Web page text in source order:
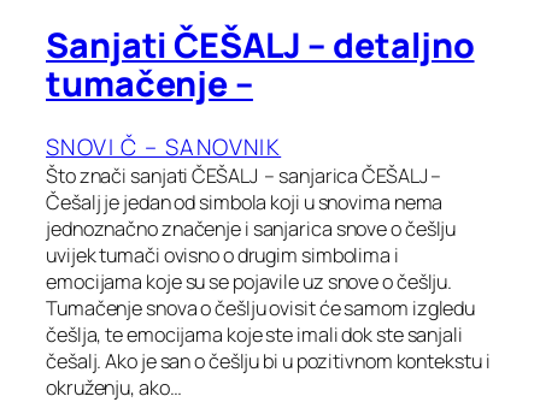
Sanjati ČEŠALJ – detaljno
tumačenje –
SNOVI Č – SANOVNIK
Što znači sanjati ČEŠALJ – sanjarica ČEŠALJ –
Češalj je jedan od simbola koji u snovima nema
jednoznačno značenje i sanjarica snove o češlju
uvijek tumači ovisno o drugim simbolima i
emocijama koje su se pojavile uz snove o češlju.
Tumačenje snova o češlju ovisit će samom izgledu
češlja, te emocijama koje ste imali dok ste sanjali
češalj. Ako je san o češlju bi u pozitivnom kontekstu i
okruženju, ako…